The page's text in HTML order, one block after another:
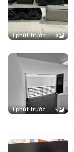
1 phút trước 3
1 phút trước 5